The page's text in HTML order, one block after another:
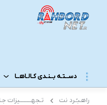
دســتـه بــنـدی کـالـاهــا
راهـبـُـرد نت تـجهــــــــیزات